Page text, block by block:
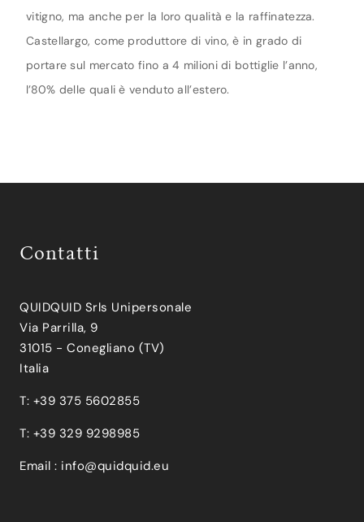
vitigno, ma anche per la loro qualità e la raffinatezza.
Castellargo, come produttore di vino, è in grado di
portare sul mercato fino a 4 milioni di bottiglie l’anno,
l’80% delle quali è venduto all’estero.
Contatti
QUIDQUID Srls Unipersonale
Via Parrilla, 9
31015 - Conegliano (TV)
Italia
T: +39 375 5602855
T: +39 329 9298985
Email : info@quidquid.eu